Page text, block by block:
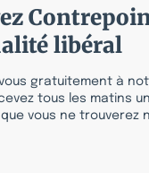
libéral
gratuitement à
tous les matins
que vous ne trouverez